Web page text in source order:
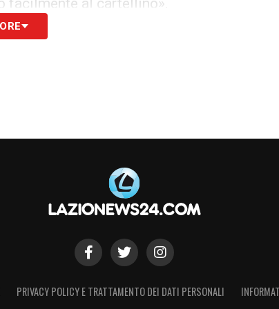
facilmente al cartellino».
gli episodi, il ricorso eccessivo ai
sul calciomercato: «Il mercato lo fa
PRIVACY POLICY E TRATTAMENTO DEI DATI PERSONALI